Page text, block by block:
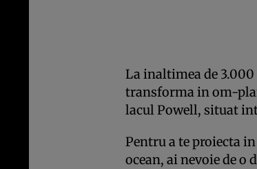
La inaltimea de
transforma in om-
lacul Powell, situat
Pentru a te proiecta
ocean, ai nevoie de o